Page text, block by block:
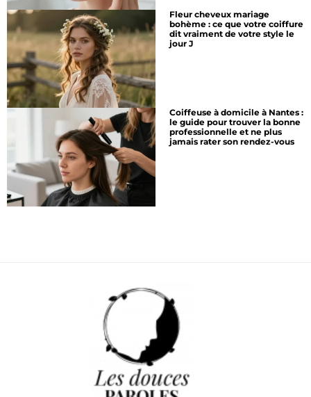
Fleur cheveux mariage
bohème : ce que votre coiffure
dit vraiment de votre style le
jour J
Coiffeuse à domicile à Nantes :
le guide pour trouver la bonne
professionnelle et ne plus
jamais rater son rendez-vous